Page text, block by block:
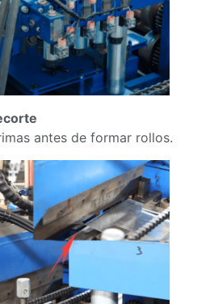
antes de formar rollos.